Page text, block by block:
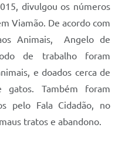
divulgou os números
Viamão. De acordo com
Animais, Angelo de
de trabalho foram
e doados cerca de
Também foram
pelo Fala Cidadão, no
tratos e abandono.